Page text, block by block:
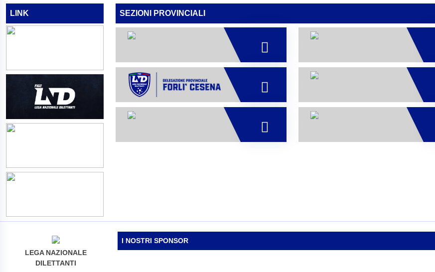
LINK SEZIONI PROVINCIALI
LEGA NAZIONALE
DILETTANTI
I NOSTRI SPONSOR